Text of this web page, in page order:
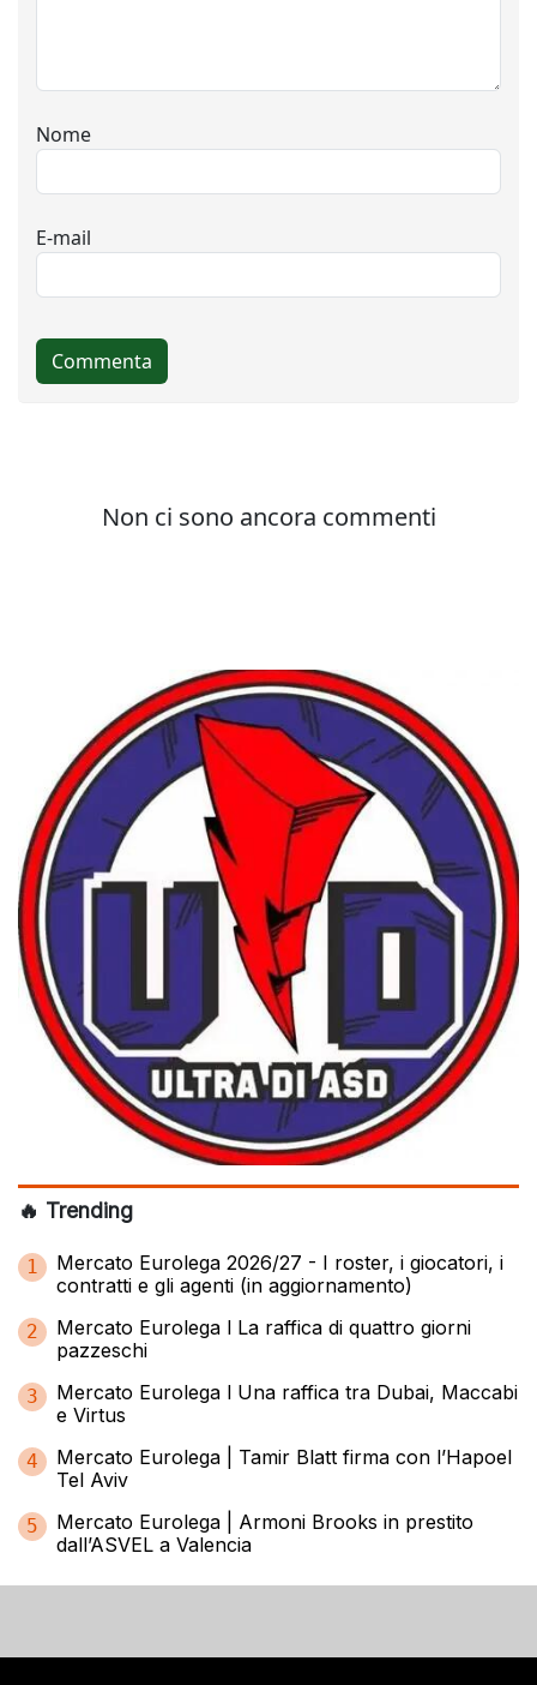
🔥 Trending
1
Mercato Eurolega 2026/27 - I roster, i giocatori, i
contratti e gli agenti (in aggiornamento)
2
Mercato Eurolega l La raffica di quattro giorni
pazzeschi
3
Mercato Eurolega l Una raffica tra Dubai, Maccabi
e Virtus
4
Mercato Eurolega | Tamir Blatt firma con l’Hapoel
Tel Aviv
5
Mercato Eurolega | Armoni Brooks in prestito
dall’ASVEL a Valencia